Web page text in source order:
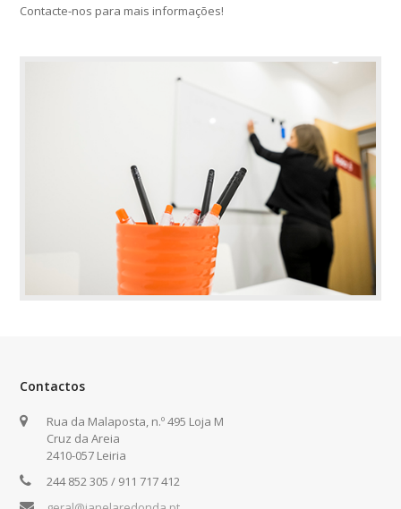
Contacte-nos para mais informações!
Contactos
Rua da Malaposta, n.º 495 Loja M
Cruz da Areia
2410-057 Leiria
244 852 305 / 911 717 412